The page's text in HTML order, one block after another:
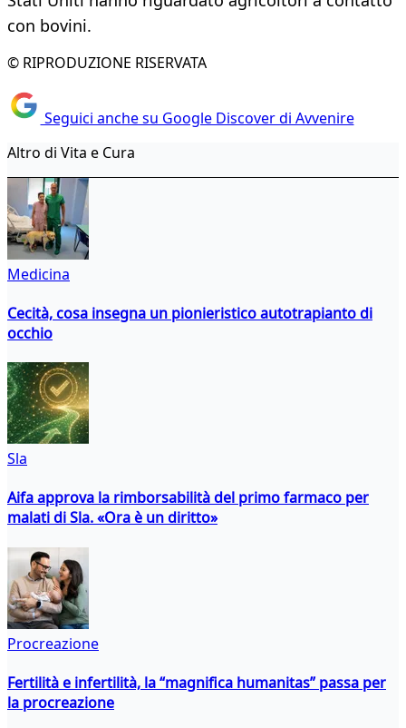
con bovini.
© RIPRODUZIONE RISERVATA
Seguici anche su Google Discover di Avvenire
Altro di Vita e Cura
Medicina
Cecità, cosa insegna un pionieristico autotrapianto di
occhio
Sla
Aifa approva la rimborsabilità del primo farmaco per
malati di Sla. «Ora è un diritto»
Procreazione
Fertilità e infertilità, la “magnifica humanitas” passa per
la procreazione